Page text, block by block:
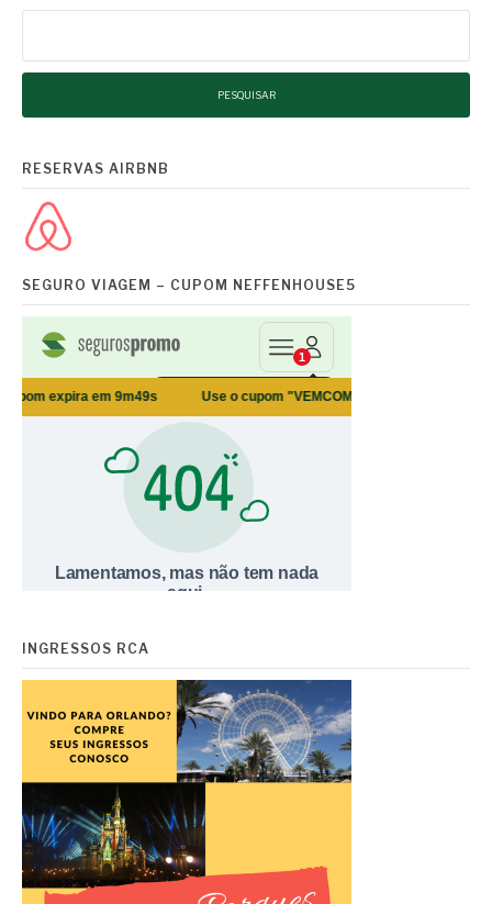
RESERVAS AIRBNB
SEGURO VIAGEM – CUPOM NEFFENHOUSE5
INGRESSOS RCA